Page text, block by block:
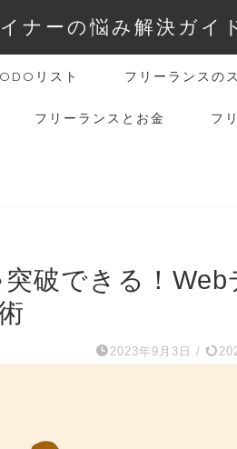
ナーの悩み解決ガイ
リスト フリーランスの
フリーランスとお金 フ
破できる！Web
2023年9月3日 /